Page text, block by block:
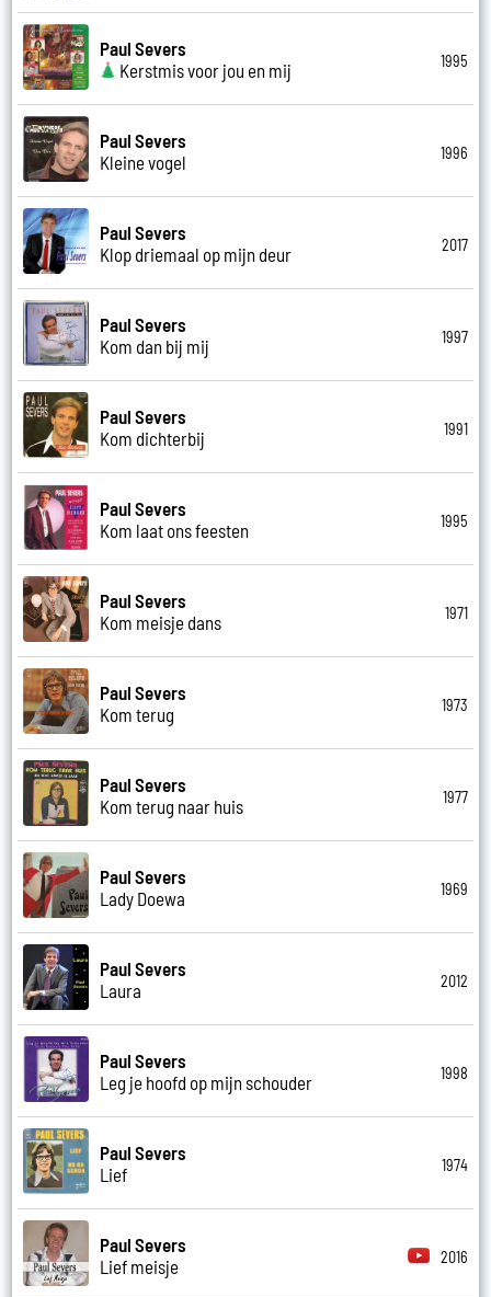
Paul Severs
Kerstmis voor jou en mij
1995
Paul Severs
Kleine vogel
1996
Paul Severs
Klop driemaal op mijn deur
2017
Paul Severs
Kom dan bij mij
1997
Paul Severs
Kom dichterbij
1991
Paul Severs
Kom laat ons feesten
1995
Paul Severs
Kom meisje dans
1971
Paul Severs
Kom terug
1973
Paul Severs
Kom terug naar huis
1977
Paul Severs
Lady Doewa
1969
Paul Severs
Laura
2012
Paul Severs
Leg je hoofd op mijn schouder
1998
Paul Severs
Lief
1974
Paul Severs
Lief meisje
2016